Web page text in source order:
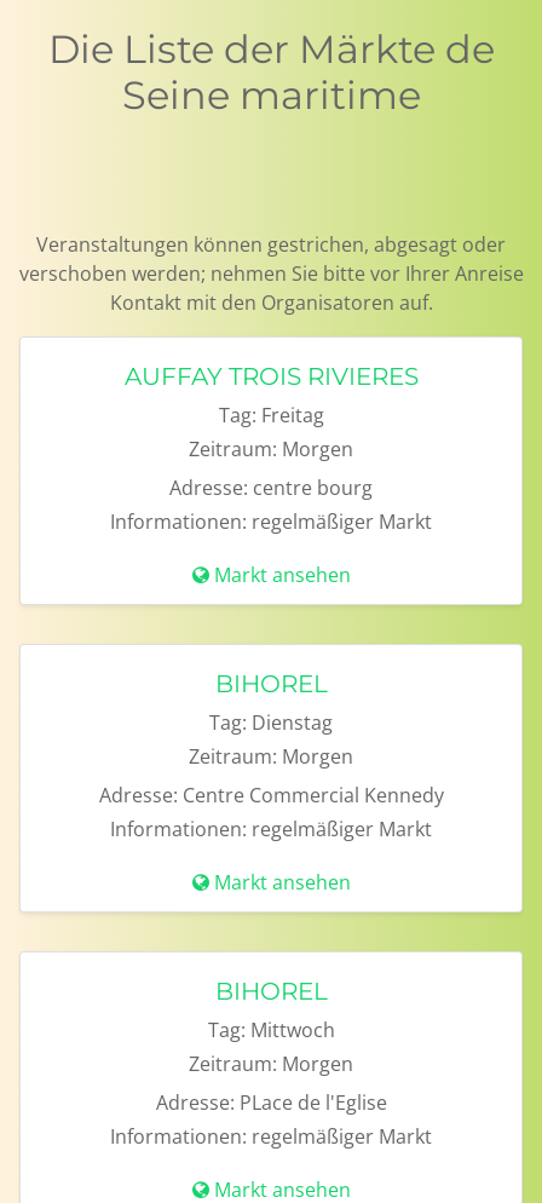
Die Liste der Märkte de
Seine maritime
Veranstaltungen können gestrichen, abgesagt oder
verschoben werden; nehmen Sie bitte vor Ihrer Anreise
Kontakt mit den Organisatoren auf.
AUFFAY TROIS RIVIERES
Tag: Freitag
Zeitraum: Morgen
Adresse: centre bourg
Informationen: regelmäßiger Markt
Markt ansehen
BIHOREL
Tag: Dienstag
Zeitraum: Morgen
Adresse: Centre Commercial Kennedy
Informationen: regelmäßiger Markt
Markt ansehen
BIHOREL
Tag: Mittwoch
Zeitraum: Morgen
Adresse: PLace de l'Eglise
Informationen: regelmäßiger Markt
Markt ansehen